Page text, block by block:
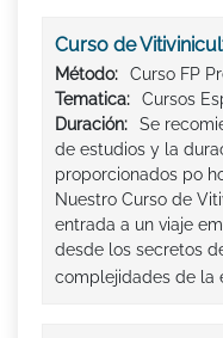
Curso de
Método:
Curso FP
Tematica:
Cursos
Duración:
Se
de estudios y la
proporcionados po
Nuestro Curso de
entrada a un viaje
desde los secretos
complejidades de la